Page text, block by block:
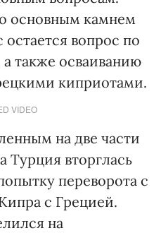
основным камнем
вопрос по
также осваиванию
киприотами.
VIDEO
на две части
Турция вторглась
переворота с
с Грецией.
на